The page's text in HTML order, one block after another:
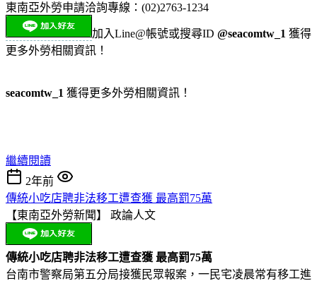
東南亞外勞申請洽詢專線：(02)2763-1234
加入Line@帳號或搜尋ID @seacomtw_1 獲得
更多外勞相關資訊！
seacomtw_1 獲得更多外勞相關資訊！
繼續閱讀
2年前
傳統小吃店聘非法移工遭查獲 最高罰75萬
【東南亞外勞新聞】 政論人文
傳統小吃店聘非法移工遭查獲 最高罰75萬
台南市警察局第五分局接獲民眾報案，一民宅凌晨常有移工進